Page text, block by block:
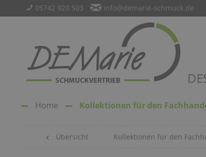
05742 920 503 info@demarie-schmuck.de
Home Kollektionen für den
Übersicht Kollektionen für den